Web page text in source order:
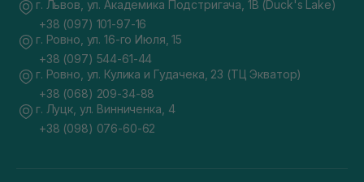
г. Львов, ул. Академика Подстригача, 1В (Duck's Lake)
+38 (097) 101-97-16
г. Ровно, ул. 16-го Июля, 15
+38 (097) 544-61-44
г. Ровно, ул. Кулика и Гудачека, 23 (ТЦ Экватор)
+38 (068) 209-34-88
г. Луцк, ул. Винниченка, 4
+38 (098) 076-60-62